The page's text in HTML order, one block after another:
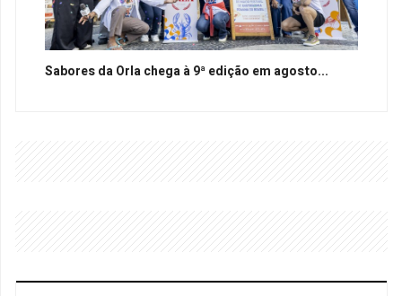
Sabores da Orla chega à 9ª edição em agosto...